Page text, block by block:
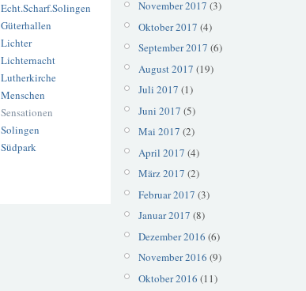
Echt.Scharf.Solingen
Güterhallen
Lichter
Lichternacht
Lutherkirche
Menschen
Sensationen
Solingen
Südpark
November 2017 (3)
Oktober 2017 (4)
September 2017 (6)
August 2017 (19)
Juli 2017 (1)
Juni 2017 (5)
Mai 2017 (2)
April 2017 (4)
März 2017 (2)
Februar 2017 (3)
Januar 2017 (8)
Dezember 2016 (6)
November 2016 (9)
Oktober 2016 (11)